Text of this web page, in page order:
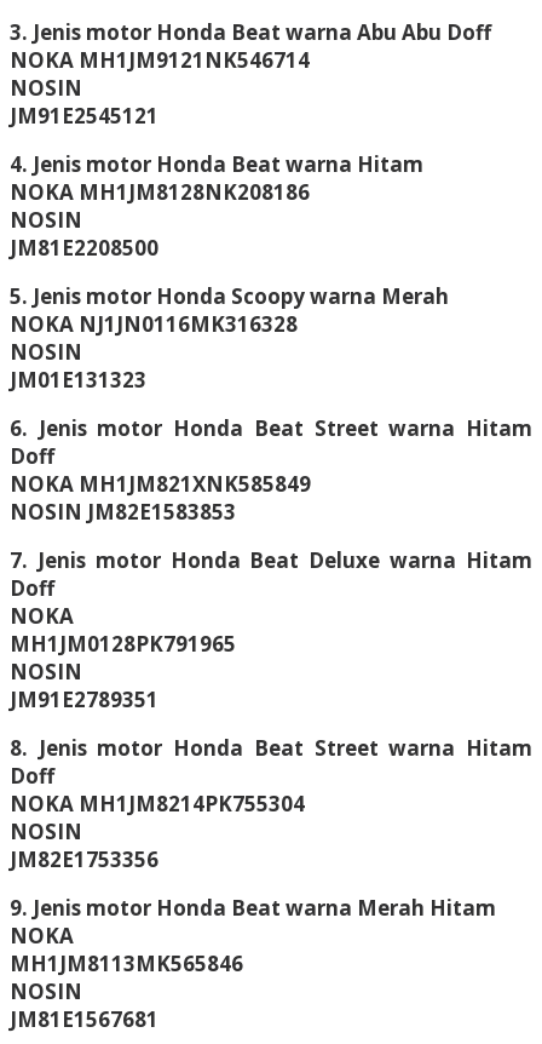
3. Jenis motor Honda Beat warna Abu Abu Doff
NOKA MH1JM9121NK546714
NOSIN
JM91E2545121
4. Jenis motor Honda Beat warna Hitam
NOKA MH1JM8128NK208186
NOSIN
JM81E2208500
5. Jenis motor Honda Scoopy warna Merah
NOKA NJ1JN0116MK316328
NOSIN
JM01E131323
6. Jenis motor Honda Beat Street warna Hitam
Doff
NOKA MH1JM821XNK585849
NOSIN JM82E1583853
7. Jenis motor Honda Beat Deluxe warna Hitam
Doff
NOKA
MH1JM0128PK791965
NOSIN
JM91E2789351
8. Jenis motor Honda Beat Street warna Hitam
Doff
NOKA MH1JM8214PK755304
NOSIN
JM82E1753356
9. Jenis motor Honda Beat warna Merah Hitam
NOKA
MH1JM8113MK565846
NOSIN
JM81E1567681